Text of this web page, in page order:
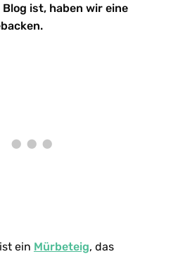
ist, haben wir eine
ein Mürbeteig, das